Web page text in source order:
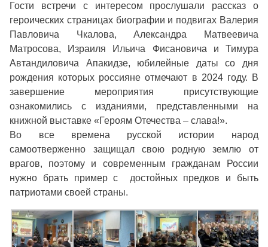
Гости встречи с интересом прослушали рассказ о
героических страницах биографии и подвигах Валерия
Павловича Чкалова, Александра Матвеевича
Матросова, Израиля Ильича Фисановича и Тимура
Автандиловича Апакидзе, юбилейные даты со дня
рождения которых россияне отмечают в 2024 году. В
завершение мероприятия присутствующие
ознакомились с изданиями, представленными на
книжной выставке «Героям Отечества – слава!».
Во все времена русской истории народ
самоотверженно защищал свою родную землю от
врагов, поэтому и современным гражданам России
нужно брать пример с достойных предков и быть
патриотами своей страны.